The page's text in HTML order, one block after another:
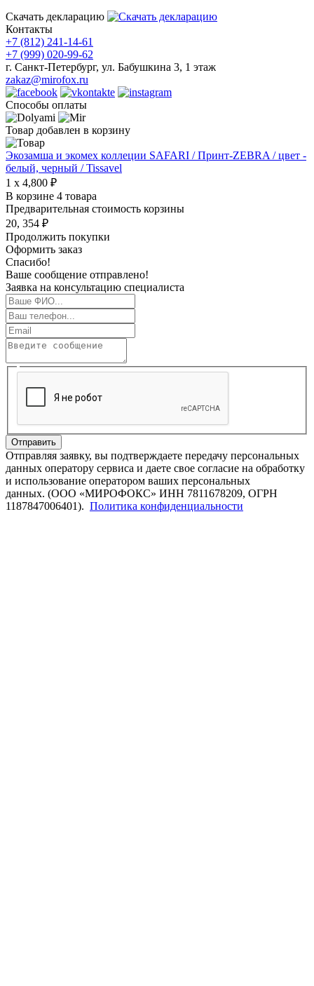
Скачать декларацию
Контакты
+7 (812) 241-14-61
+7 (999) 020-99-62
г. Санкт-Петербург, ул. Бабушкина 3, 1 этаж
zakaz@mirofox.ru
Способы оплаты
Товар добавлен в корзину
Экозамша и экомех коллеции SAFARI / Принт-ZEBRA / цвет -
белый, черный / Tissavel
1 x 4,800 ₽
В корзине 4 товара
Предварительная стоимость корзины
20, 354 ₽
Продолжить покупки
Оформить заказ
Спасибо!
Ваше сообщение отправлено!
Заявка на консультацию специалиста
Отправить
Отправляя заявку, вы подтверждаете передачу персональных
данных оператору сервиса и даете свое согласие на обработку
и использование оператором ваших персональных
данных. (ООО «МИРОФОКС» ИНН 7811678209, ОГРН
1187847006401). Политика конфиденциальности